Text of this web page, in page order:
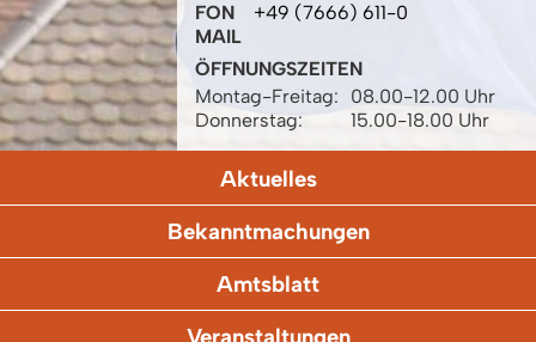
FON
+49 (7666) 611-0
MAIL
ÖFFNUNGSZEITEN
Montag-Freitag:
08.00-12.00 Uhr
Donnerstag:
15.00-18.00 Uhr
Aktuelles
Bekanntmachungen
Amtsblatt